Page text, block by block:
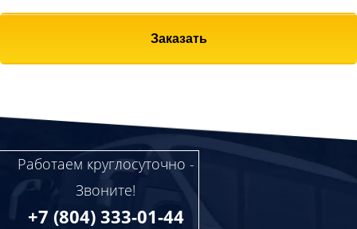
Заказать
Работаем круглосуточно -
Звоните!
+7 (804) 333-01-44